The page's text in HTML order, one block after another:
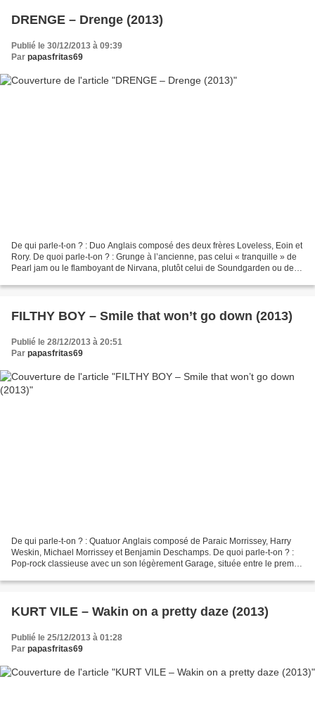
DRENGE – Drenge (2013)
Publié le 30/12/2013 à 09:39
Par papasfritas69
De qui parle-t-on ? : Duo Anglais composé des deux frères Loveless, Eoin et
Rory. De quoi parle-t-on ? : Grunge à l’ancienne, pas celui « tranquille » de
Pearl jam ou le flamboyant de Nirvana, plutôt celui de Soundgarden ou des
FILTHY BOY – Smile that won’t go down (2013)
Publié le 28/12/2013 à 20:51
Par papasfritas69
De qui parle-t-on ? : Quatuor Anglais composé de Paraic Morrissey, Harry
Weskin, Michael Morrissey et Benjamin Deschamps. De quoi parle-t-on ? :
Pop-rock classieuse avec un son légèrement Garage, située entre le premier
KURT VILE – Wakin on a pretty daze (2013)
Publié le 25/12/2013 à 01:28
Par papasfritas69